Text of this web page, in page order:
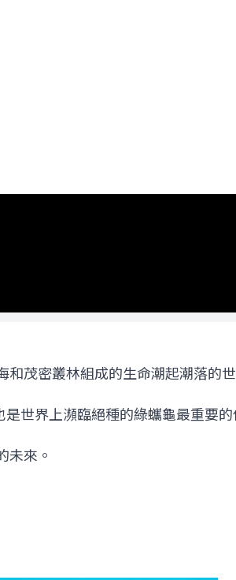
茂密叢林組成的生命潮起潮落的世
世界上瀕臨絕種的綠蠵龜最重要的
未來。